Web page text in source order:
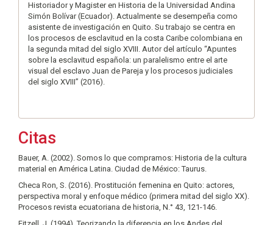
Historiador y Magister en Historia de la Universidad Andina
Simón Bolívar (Ecuador). Actualmente se desempeña como
asistente de investigación en Quito. Su trabajo se centra en
los procesos de esclavitud en la costa Caribe colombiana en
la segunda mitad del siglo XVIII. Autor del artículo “Apuntes
sobre la esclavitud española: un paralelismo entre el arte
visual del esclavo Juan de Pareja y los procesos judiciales
del siglo XVIII” (2016).
Citas
Bauer, A. (2002). Somos lo que compramos: Historia de la cultura
material en América Latina. Ciudad de México: Taurus.
Checa Ron, S. (2016). Prostitución femenina en Quito: actores,
perspectiva moral y enfoque médico (primera mitad del siglo XX).
Procesos revista ecuatoriana de historia, N.° 43, 121-146.